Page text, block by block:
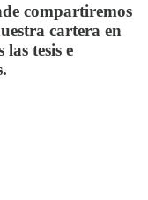
compartiremos
cartera en
tesis e